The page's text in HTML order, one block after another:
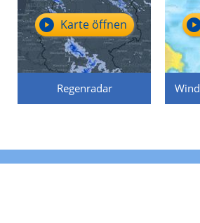
Regenradar
Karte öffnen